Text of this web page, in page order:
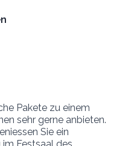
Pakete zu einem
sehr gerne anbieten.
Sie ein